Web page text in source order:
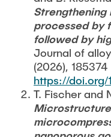
MITARBEITENDE
Huber, Norbert
Oberingenieur
Günther, Robert
Teamassistentin
Alfort-Springer,
PUBLIKATIONEN
JOBS
Strengthening
processed by
followed by
Journal of
(2026), 185374
https://doi.org/
T. Fischer and